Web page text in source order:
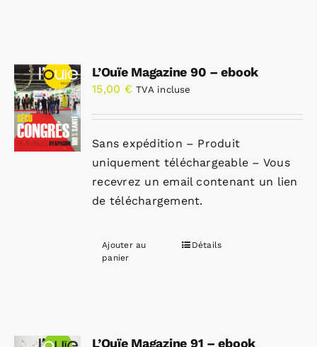
L’Ouïe Magazine 90 – ebook
15,00 € TVA incluse
Sans expédition – Produit
uniquement téléchargeable – Vous
recevrez un email contenant un lien
de téléchargement.
Ajouter au
panier
Détails
L’Ouïe Magazine 91 – ebook